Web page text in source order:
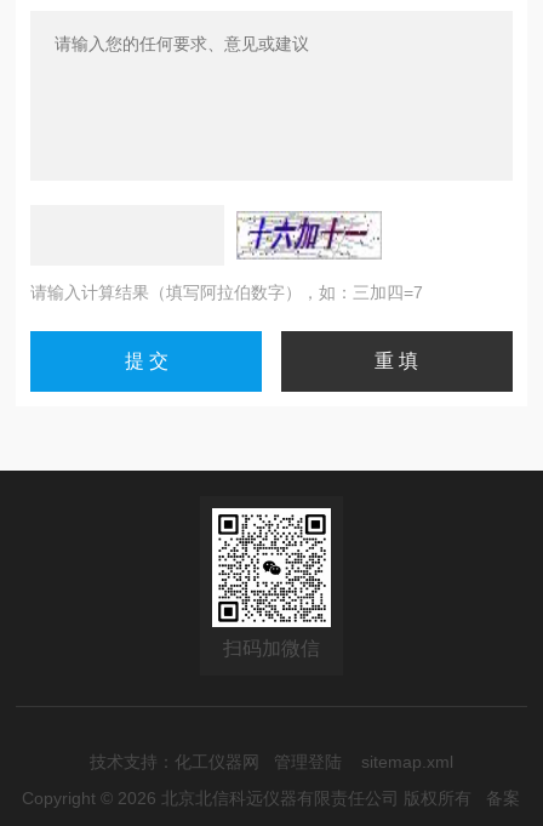
请输入计算结果（填写阿拉伯数字），如：三加四=7
扫码加微信
技术支持： 化工仪器网 管理登陆
sitemap.xml
Copyright © 2026 北京北信科远仪器有限责任公司 版权所有 备案